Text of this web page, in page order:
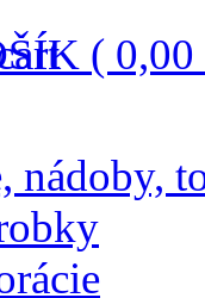
( 0,00
nádoby,